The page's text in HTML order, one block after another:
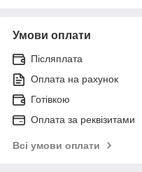
Умови оплати
Післяплата
Оплата на рахунок
Готівкою
Оплата за реквізитами
Всі умови оплати